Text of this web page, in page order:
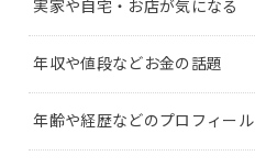
実家や自宅・お店が気になる
年収や値段などお金の話題
年齢や経歴などのプロフィール